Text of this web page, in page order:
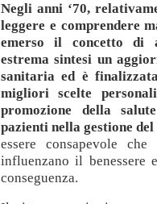
Negli anni ‘70,
leggere e comprendere
emerso il concetto di
estrema sintesi un
sanitaria ed è
migliori scelte
promozione della
pazienti nella gestione
essere consapevole
influenzano il
conseguenza.